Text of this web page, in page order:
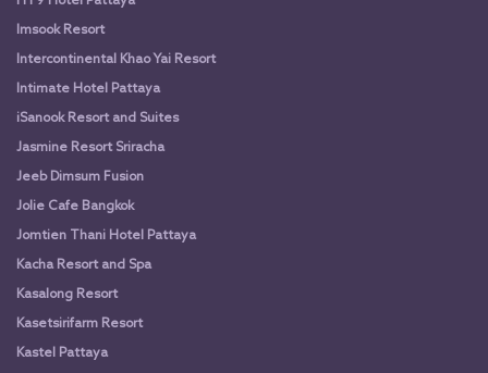
Imsook Resort
Intercontinental Khao Yai Resort
Intimate Hotel Pattaya
iSanook Resort and Suites
Jasmine Resort Sriracha
Jeeb Dimsum Fusion
Jolie Cafe Bangkok
Jomtien Thani Hotel Pattaya
Kacha Resort and Spa
Kasalong Resort
Kasetsirifarm Resort
Kastel Pattaya